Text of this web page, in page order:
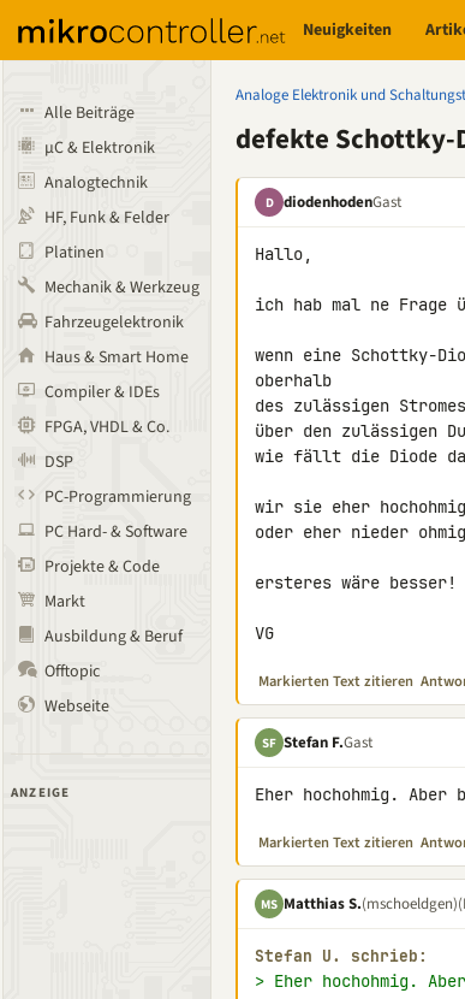
Neuigkeiten
Alle Beiträge
µC & Elektronik
Analogtechnik
HF, Funk & Felder
Platinen
Mechanik & Werkzeug
Fahrzeugelektronik
Haus & Smart Home
Compiler & IDEs
FPGA, VHDL & Co.
DSP
PC-Programmierung
PC Hard- & Software
Projekte & Code
Markt
Ausbildung & Beruf
Offtopic
Webseite
ANZEIGE
Analoge Elektronik und
defekte Schottky-
D diodenhodenGast
Hallo,
ich hab mal ne Frage
wenn eine Schottky-
oberhalb
des zulässigen
über den zulässigen
wie fällt die Diode
wir sie eher
oder eher nieder
ersteres wäre
VG
Markierten Text zitieren
SF Stefan F.Gast
Eher hochohmig.
Markierten Text zitieren
MS Matthias S.(mschoeldgen)
Stefan U. schrieb:
> Eher hochohmig.